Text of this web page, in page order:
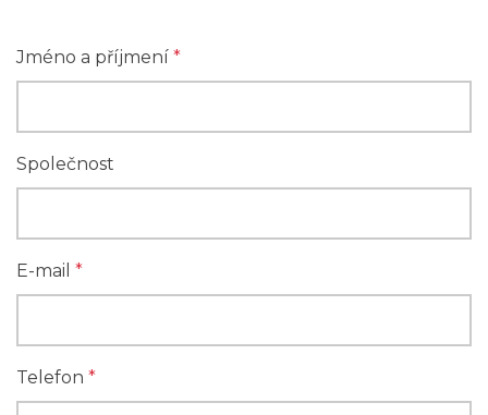
Jméno a příjmení *
Společnost
E-mail *
Telefon *